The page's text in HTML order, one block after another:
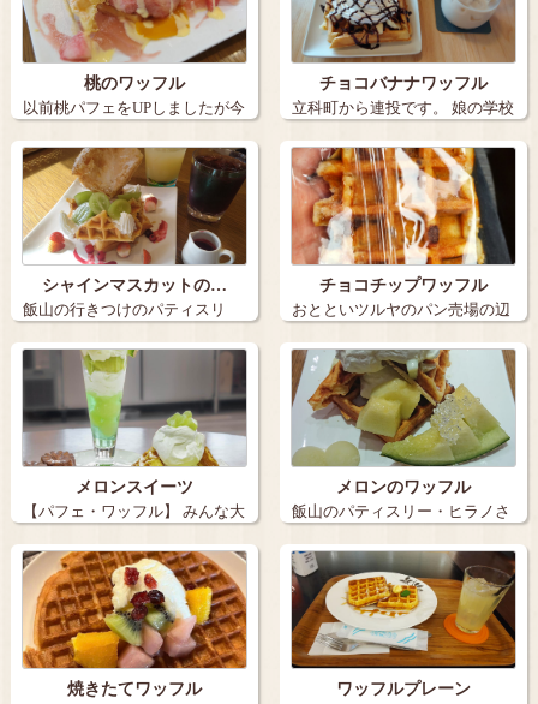
桃のワッフル
以前桃パフェをUPしましたが今
日は桃のワ…
チョコバナナワッフル
立科町から連投です。 娘の学校
が休みに…
シャインマスカットの…
飯山の行きつけのパティスリ
ー・ヒラノさん…
チョコチップワッフル
おとといツルヤのパン売場の辺
にワッフルが…
メロンスイーツ
【パフェ・ワッフル】 みんな大
好きなお…
メロンのワッフル
飯山のパティスリー・ヒラノさ
んでメロン始…
焼きたてワッフル ワッフルプレーン